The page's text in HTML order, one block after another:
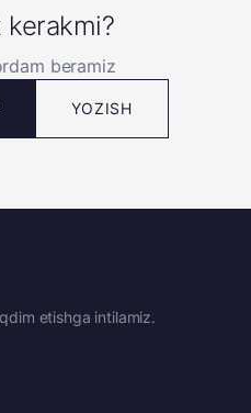
kerakmi?
beramiz
YOZISH
etishga intilamiz.